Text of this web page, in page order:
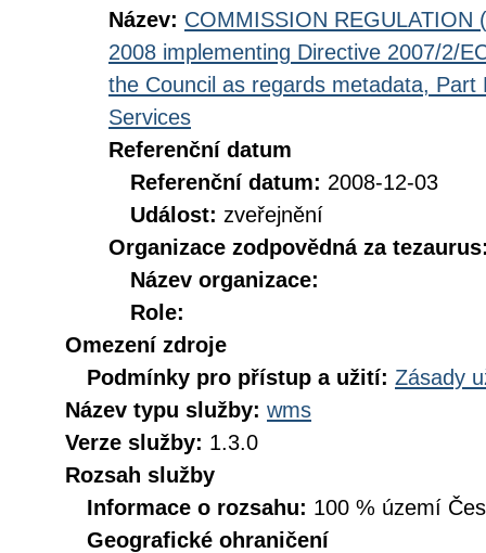
Název: COMMISSION REGULATION
2008 implementing Directive 2007/2/
the Council as regards metadata,
Services
Referenční datum
Referenční datum: 2008-12-03
Událost: zveřejnění
Organizace zodpovědná za
Název organizace:
Role:
Omezení zdroje
Podmínky pro přístup a užití: Zásady
Název typu služby: wms
Verze služby: 1.3.0
Rozsah služby
Informace o rozsahu: 100 % území
Geografické ohraničení